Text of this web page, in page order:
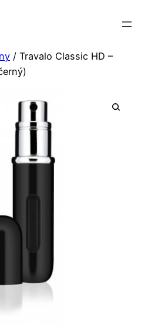
/ Travalo Classic HD –